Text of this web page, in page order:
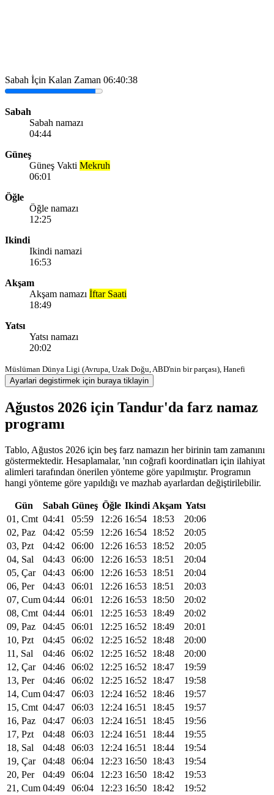
Sabah İçin Kalan Zaman 06:40:38
Sabah
Sabah namazı
04:44
Güneş
Güneş Vakti Mekruh
06:01
Öğle
Öğle namazı
12:25
Ikindi
Ikindi namazi
16:53
Akşam
Akşam namazı İftar Saati
18:49
Yatsı
Yatsı namazı
20:02
Müslüman Dünya Ligi (Avrupa, Uzak Doğu, ABD'nin bir parçası), Hanefi
Ayarlari degistirmek için buraya tiklayin
Ağustos 2026 için Tandur'da farz namaz
programı
Tablo, Ağustos 2026 için beş farz namazın her birinin tam zamanını
göstermektedir. Hesaplamalar, 'nın coğrafi koordinatları için ilahiyat
alimleri tarafından önerilen yönteme göre yapılmıştır. Programın
hangi yönteme göre yapıldığı ve mazhab ayarlardan değiştirilebilir.
Gün Sabah Güneş Öğle Ikindi Akşam Yatsı
01, Cmt 04:41 05:59 12:26 16:54 18:53
20:06
02, Paz
04:42 05:59 12:26 16:54 18:52
20:05
03, Pzt
04:42 06:00 12:26 16:53 18:52
20:05
04, Sal
04:43 06:00 12:26 16:53 18:51
20:04
05, Çar
04:43 06:00 12:26 16:53 18:51
20:04
06, Per
04:43 06:01 12:26 16:53 18:51
20:03
07, Cum 04:44 06:01 12:26 16:53 18:50
20:02
08, Cmt 04:44 06:01 12:25 16:53 18:49
20:02
09, Paz
04:45 06:01 12:25 16:52 18:49
20:01
10, Pzt
04:45 06:02 12:25 16:52 18:48
20:00
11, Sal
04:46 06:02 12:25 16:52 18:48
20:00
12, Çar
04:46 06:02 12:25 16:52 18:47
19:59
13, Per
04:46 06:02 12:25 16:52 18:47
19:58
14, Cum 04:47 06:03 12:24 16:52 18:46
19:57
15, Cmt 04:47 06:03 12:24 16:51 18:45
19:57
16, Paz
04:47 06:03 12:24 16:51 18:45
19:56
17, Pzt
04:48 06:03 12:24 16:51 18:44
19:55
18, Sal
04:48 06:03 12:24 16:51 18:44
19:54
19, Çar
04:48 06:04 12:23 16:50 18:43
19:54
20, Per
04:49 06:04 12:23 16:50 18:42
19:53
21, Cum 04:49 06:04 12:23 16:50 18:42 19:52